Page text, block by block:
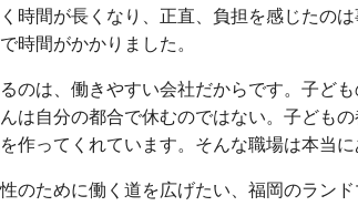
時間が長くなり、正直、負担を感じたの
時間がかかりました。
のは、働きやすい会社だからです。子ど
は自分の都合で休むのではない。子ども
作ってくれています。そんな職場は本当に
のために働く道を広げたい、福岡のラン